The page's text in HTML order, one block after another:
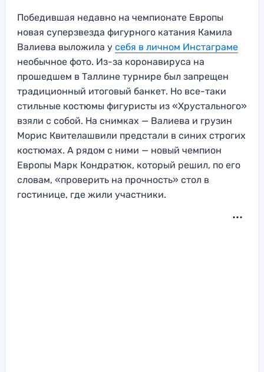
Победившая недавно на чемпионате Европы
новая суперзвезда фигурного катания Камила
Валиева выложила у себя в личном Инстаграме
необычное фото. Из-за коронавируса на
прошедшем в Таллине турнире был запрещен
традиционный итоговый банкет. Но все-таки
стильные костюмы фигуристы из «Хрустального»
взяли с собой. На снимках — Валиева и грузин
Морис Квителашвили предстали в синих строгих
костюмах. А рядом с ними — новый чемпион
Европы Марк Кондратюк, который решил, по его
словам, «проверить на прочность» стол в
гостинице, где жили участники.